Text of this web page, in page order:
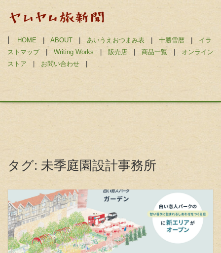
HOME | ABOUT | あいうえおつまみ表 | 十勝雪暦 | イラ
ストマップ| Writing Works | 販売店 | 商品一覧 | オンライン
ストア | お問い合わせ |
タグ: 未季庭園設計事務所